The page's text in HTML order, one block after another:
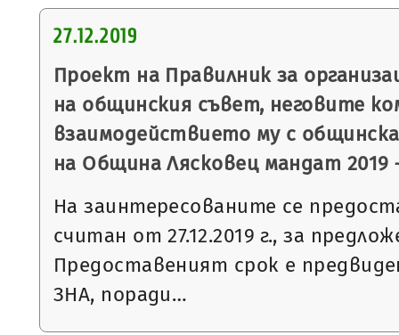
27.12.2019
Проект на Правилник за
на общинския съвет, неговите
взаимодействието му с
на Община Лясковец мандат 2019
На заинтересованите се
считан от 27.12.2019 г., за
Предоставеният срок е
ЗНА, поради…